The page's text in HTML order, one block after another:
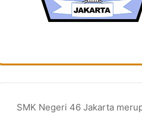
SMK Negeri 46 Jakarta